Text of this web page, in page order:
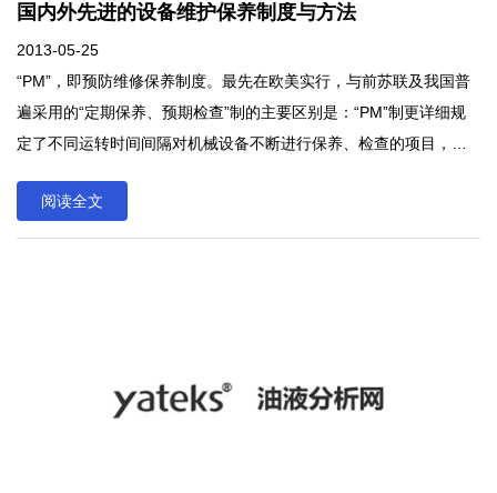
国内外先进的设备维护保养制度与方法
2013-05-25
“PM”，即预防维修保养制度。最先在欧美实行，与前苏联及我国普
遍采用的“定期保养、预期检查”制的主要区别是：“PM”制更详细规
定了不同运转时间间隔对机械设备不断进行保养、检查的项目，发
明确规定大、中修的时间间隔，以减少对总成及部件过早地进行拆
卸、分解造成的不必要损坏和更换。“PM”，即预防维修保养制度。
隔，以减少对总成及部件过早地进行拆卸、分解造成的不必要损坏
阅读全文